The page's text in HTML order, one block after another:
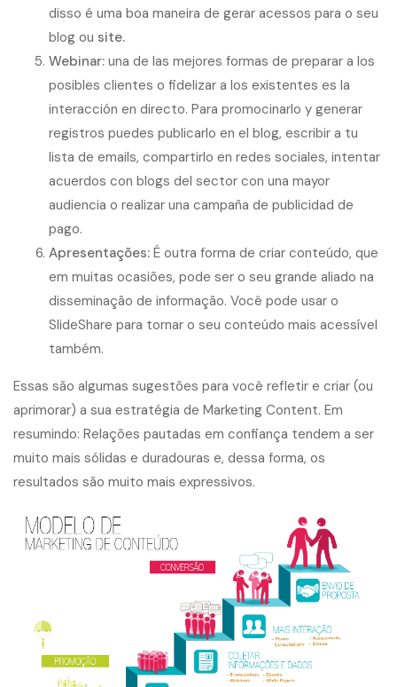
disso é uma boa maneira de gerar acessos para o seu
blog ou site.
Webinar: una de las mejores formas de preparar a los
posibles clientes o fidelizar a los existentes es la
interacción en directo. Para promocinarlo y generar
registros puedes publicarlo en el blog, escribir a tu
lista de emails, compartirlo en redes sociales, intentar
acuerdos con blogs del sector con una mayor
audiencia o realizar una campaña de publicidad de
pago.
Apresentações: É outra forma de criar conteúdo, que
em muitas ocasiões, pode ser o seu grande aliado na
disseminação de informação. Você pode usar o
SlideShare para tornar o seu conteúdo mais acessível
também.
Essas são algumas sugestões para você refletir e criar (ou
aprimorar) a sua estratégia de Marketing Content. Em
resumindo: Relações pautadas em confiança tendem a ser
muito mais sólidas e duradouras e, dessa forma, os
resultados são muito mais expressivos.